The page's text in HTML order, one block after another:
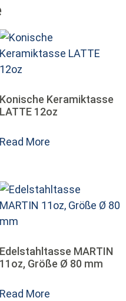
Konische Keramiktasse
LATTE 12oz
Read More
Edelstahltasse MARTIN
11oz, Größe Ø 80 mm
Read More